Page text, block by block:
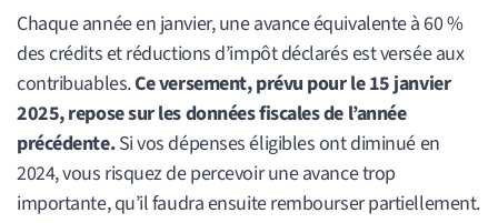
Chaque année en janvier, une avance équivalente à 60 %
des crédits et réductions d’impôt déclarés est versée aux
contribuables.Ce versement, prévu pour le 15 janvier
2025, repose sur les données fiscales de l’année
précédente.Si vos dépenses éligibles ont diminué en
2024, vous risquez de percevoir une avance trop
importante, qu’il faudra ensuite rembourser partiellement.